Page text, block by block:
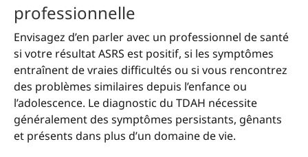
professionnelle
Envisagez d’en parler avec un professionnel de santé
si votre résultat ASRS est positif, si les symptômes
entraînent de vraies difficultés ou si vous rencontrez
des problèmes similaires depuis l’enfance ou
l’adolescence. Le diagnostic du TDAH nécessite
généralement des symptômes persistants, gênants
et présents dans plus d’un domaine de vie.